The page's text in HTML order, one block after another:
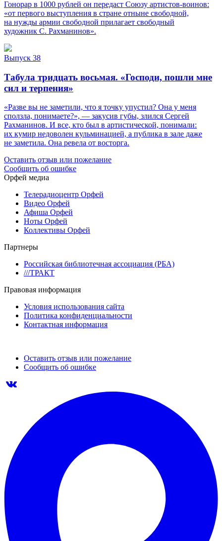
Гонорар в 1000 рублей он передаст Союзу артистов-воинов:
«от первого выступления в стране отныне свободной,
на нужды армии свободной прилагает свободный
художник С. Рахманинов».
Выпуск 38
Табула тридцать восьмая. «Господи, пошли мне
сил и терпения»
«Разве вы не заметили, что я точку упустил? Она у меня
сползла, понимаете?», — закусив губы, злился Сергей
Рахманинов. И все, кто был в артистической, понимали:
их кумир недоволен кульминацией, а публика в зале даже
не заметила. Она ревела от восторга.
Оставить отзыв или пожелание
Сообщить об ошибке
Орфей медиа
Телерадиоцентр Орфей
Видео Орфей
Афиша Орфей
Ноты Орфей
Коллективы Орфей
Партнеры
Российская библиотечная ассоциация (РБА)
///ТРАКТ
Правовая информация
Условия использования сайта
Политика конфиденциальности
Контактная информация
Оставить отзыв или пожелание
Сообщить об ошибке